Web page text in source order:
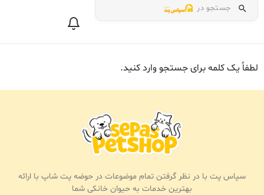
جستجو در
لطفاً یک کلمه برای جستجو وارد کنید.
سپاس پت با در نظر گرفتن تمام موضوعات در حوضه پت شاپ با ارائه
بهترین خدمات به حیوان خانکی شما